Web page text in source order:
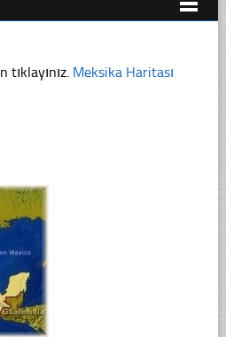
tıklayınız. Meksika Haritası